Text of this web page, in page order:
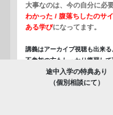
途中入学の特典あり
（個別相談にて）
大事なのは、今の自分に必
わかった / 腹落ちしたのサ
ある学びになってます。
講義はアーカイブ視聴も出来
不参加の方もしっかり復習して